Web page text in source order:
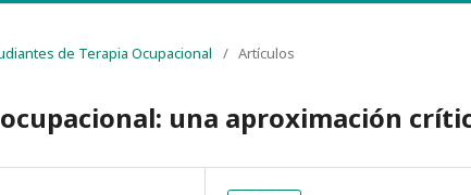
de Terapia Ocupacional / Artículos
una aproximación